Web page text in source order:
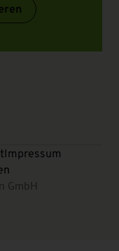
Impressum
GmbH